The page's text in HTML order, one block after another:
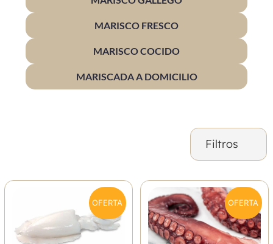
MARISCO FRESCO
MARISCO COCIDO
MARISCADA A DOMICILIO
Filtros
OFERTA OFERTA